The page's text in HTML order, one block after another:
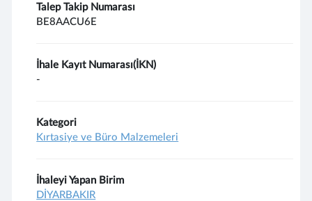
Talep Takip Numarası
BE8AACU6E
İhale Kayıt Numarası(İKN)
-
Kategori
Kırtasiye ve Büro Malzemeleri
İhaleyi Yapan Birim
DİYARBAKIR